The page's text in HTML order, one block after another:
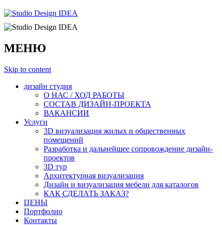
МЕНЮ
Skip to content
дизайн студия
О НАС / ХОД РАБОТЫ
СОСТАВ ДИЗАЙН-ПРОЕКТА
ВАКАНСИИ
Услуги
3D визуализация жилых и общественных
помещений
Разработка и дальнейшее сопровождение дизайн-
проектов
3D тур
Архитектурная визуализация
Дизайн и визуализация мебели для каталогов
КАК СДЕЛАТЬ ЗАКАЗ?
ЦЕНЫ
Портфолио
Контакты